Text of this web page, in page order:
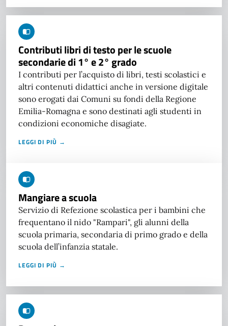
Contributi libri di testo per le scuole
secondarie di 1° e 2° grado
I contributi per l’acquisto di libri, testi scolastici e
altri contenuti didattici anche in versione digitale
sono erogati dai Comuni su fondi della Regione
Emilia-Romagna e sono destinati agli studenti in
condizioni economiche disagiate.
LEGGI DI PIÙ →
Mangiare a scuola
Servizio di Refezione scolastica per i bambini che
frequentano il nido "Rampari", gli alunni della
scuola primaria, secondaria di primo grado e della
scuola dell’infanzia statale.
LEGGI DI PIÙ →